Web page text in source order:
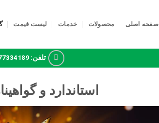
صفحه اصلی محصولات خدمات لیست قیمت
تلفن: 77334189-۰۲۱
استاندارد و